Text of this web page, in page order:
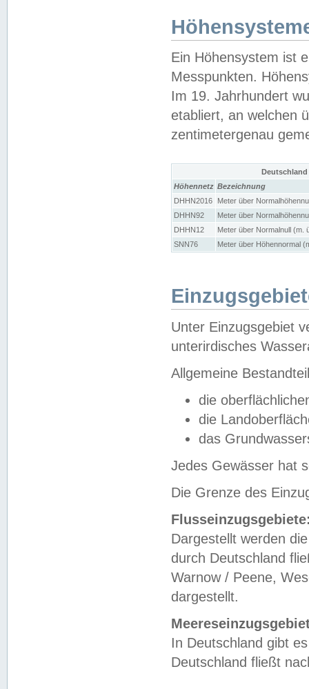
Ein Höhensystem ist
Messpunkten.
Im 19. Jahrhundert
etabliert, an welchen
zentimetergenau
Höhennetz Bezeichnung
DHHN2016
Meter über
DHHN92
Meter über
DHHN12
Meter über Normalnull (m.
SNN76
Meter über Höhennormal
Unter Einzugsgebiet
unterirdisches
Allgemeine
die
die
das
Jedes Gewässer hat
Die Grenze des
Dargestellt werden
durch Deutschland
Warnow / Peene,
dargestellt.
In Deutschland gibt
Deutschland fließt